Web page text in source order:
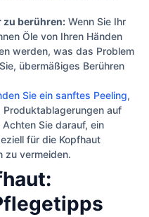
zu berühren: Wenn Sie Ihr
Öle von Ihren Händen
werden, was das Problem
übermäßiges Berühren
Sie ein sanftes Peeling,
auf
Sie darauf, ein
für die Kopfhaut
zu vermeiden.